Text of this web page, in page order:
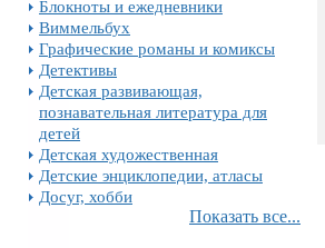
Блокноты и ежедневники
Виммельбух
Графические романы и комиксы
Детективы
Детская развивающая,
познавательная литература для
детей
Детская художественная
Детские энциклопедии, атласы
Досуг, хобби
Показать все...